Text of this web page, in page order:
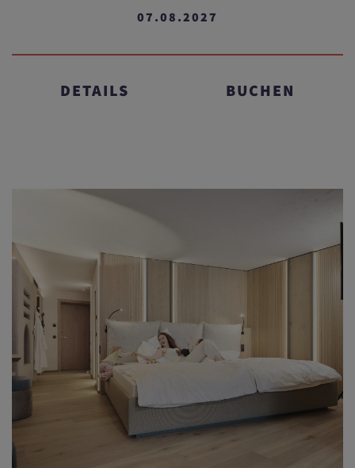
07.08.2027
DETAILS BUCHEN